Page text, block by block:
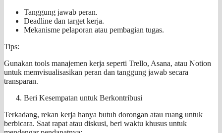
Tanggung jawab peran.
Deadline dan target kerja.
Mekanisme pelaporan atau pembagian tugas.
Tips:
Gunakan tools manajemen kerja seperti Trello, Asana, atau Notion
untuk memvisualisasikan peran dan tanggung jawab secara
transparan.
Beri Kesempatan untuk Berkontribusi
Terkadang, rekan kerja hanya butuh dorongan atau ruang untuk
berbicara. Saat rapat atau diskusi, beri waktu khusus untuk